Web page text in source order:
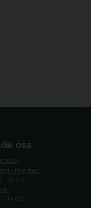
oss
- Fredag:
- 18.00
- 14.00